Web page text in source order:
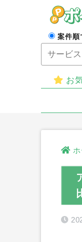
案件順
お
ホ